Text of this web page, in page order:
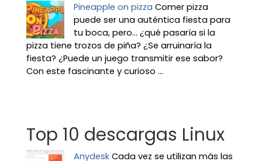
Pineapple on pizza Comer pizza
puede ser una auténtica fiesta para
tu boca, pero... ¿qué pasaría si la
pizza tiene trozos de piña? ¿Se arruinaría la
fiesta? ¿Puede un juego transmitir ese sabor?
Con este fascinante y curioso ...
Top 10 descargas Linux
Anydesk Cada vez se utilizan más las